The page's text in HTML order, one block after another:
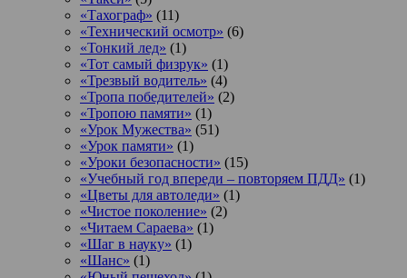
«Тахограф» (11)
«Технический осмотр» (6)
«Тонкий лед» (1)
«Тот самый физрук» (1)
«Трезвый водитель» (4)
«Тропа победителей» (2)
«Тропою памяти» (1)
«Урок Мужества» (51)
«Урок памяти» (1)
«Уроки безопасности» (15)
«Учебный год впереди – повторяем ПДД» (1)
«Цветы для автоледи» (1)
«Чистое поколение» (2)
«Читаем Сараева» (1)
«Шаг в науку» (1)
«Шанс» (1)